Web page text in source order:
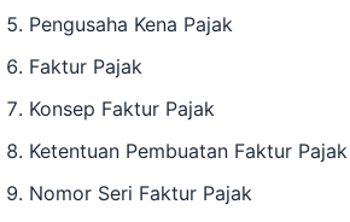
Pengusaha Kena Pajak
Faktur Pajak
Konsep Faktur Pajak
Ketentuan Pembuatan Faktur Pajak
Nomor Seri Faktur Pajak